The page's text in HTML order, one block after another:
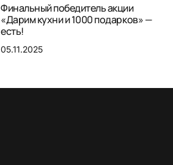
Финальный победитель акции
«Дарим кухни и 1000 подарков» —
есть!
05.11.2025